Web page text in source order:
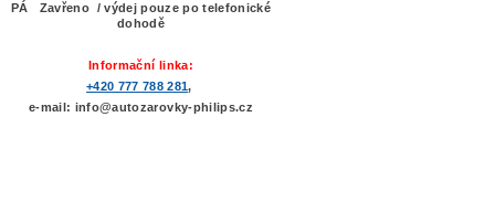
PÁ Zavřeno / výdej pouze po telefonické
dohodě
Informační linka:
+420 777 788 281,
e-mail: info@autozarovky-philips.cz